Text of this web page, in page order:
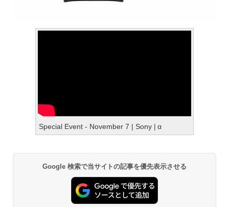
Special Event - November 7 | Sony | α
Google 検索で当サイトの記事を優先表示させる